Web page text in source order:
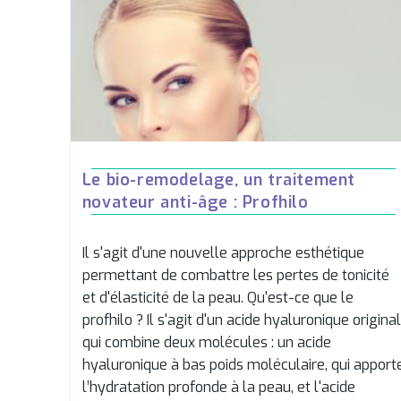
Le bio-remodelage, un traitement
novateur anti-âge : Profhilo
Il s'agit d'une nouvelle approche esthétique
permettant de combattre les pertes de tonicité
et d'élasticité de la peau. Qu'est-ce que le
profhilo ? Il s'agit d'un acide hyaluronique original
qui combine deux molécules : un acide
hyaluronique à bas poids moléculaire, qui
l’hydratation profonde à la peau, et l'acide